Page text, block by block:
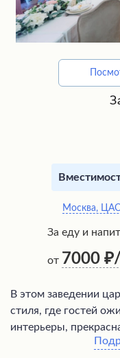
Подберите мне зал
Москва,
За еду и
от 7000
В этом заведении
стиля, где гостей
интерьеры,
оригинальной